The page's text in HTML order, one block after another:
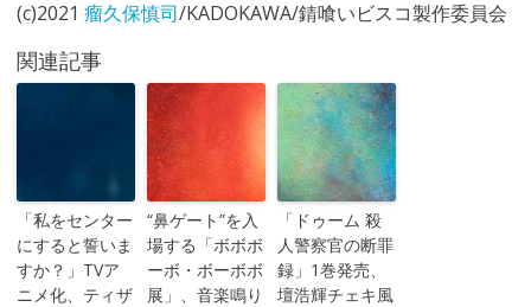
(c)2021 瘤久保慎司/KADOKAWA/錆喰いビスコ製作委員会
関連記事
「私をセンター
にすると誓いま
すか？」TVア
ニメ化、ティザ
“鼻ゲート”を入
場する「ボボボ
ーボ・ボーボボ
展」、音楽鳴り
「ドゥーム 殺
人警察官の断罪
録」1巻発売、
壇浩輝チェキ風